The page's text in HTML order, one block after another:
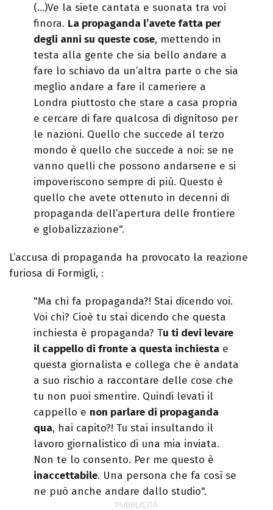
(…)Ve la siete cantata e suonata tra voi
finora. La propaganda l’avete fatta per
degli anni su queste cose, mettendo in
testa alla gente che sia bello andare a
fare lo schiavo da un’altra parte o che sia
meglio andare a fare il cameriere a
Londra piuttosto che stare a casa propria
e cercare di fare qualcosa di dignitoso per
le nazioni. Quello che succede al terzo
mondo è quello che succede a noi: se ne
vanno quelli che possono andarsene e si
impoveriscono sempre di più. Questo è
quello che avete ottenuto in decenni di
propaganda dell’apertura delle frontiere
e globalizzazione".
L’accusa di propaganda ha provocato la reazione
furiosa di Formigli, :
"Ma chi fa propaganda?! Stai dicendo voi.
Voi chi? Cioè tu stai dicendo che questa
inchiesta è propaganda? Tu ti devi levare
il cappello di fronte a questa inchiesta e
questa giornalista e collega che è andata
a suo rischio a raccontare delle cose che
tu non puoi smentire. Quindi levati il
cappello e non parlare di propaganda
qua, hai capito?! Tu stai insultando il
lavoro giornalistico di una mia inviata.
Non te lo consento. Per me questo è
inaccettabile. Una persona che fa così se
ne può anche andare dallo studio".